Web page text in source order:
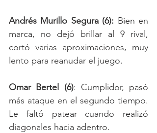
Andrés Murillo Segura (6): Bien en
marca, no dejó brillar al 9 rival,
cortó varias aproximaciones, muy
lento para reanudar el juego.
Omar Bertel (6): Cumplidor, pasó
más ataque en el segundo tiempo.
Le faltó patear cuando realizó
diagonales hacia adentro.